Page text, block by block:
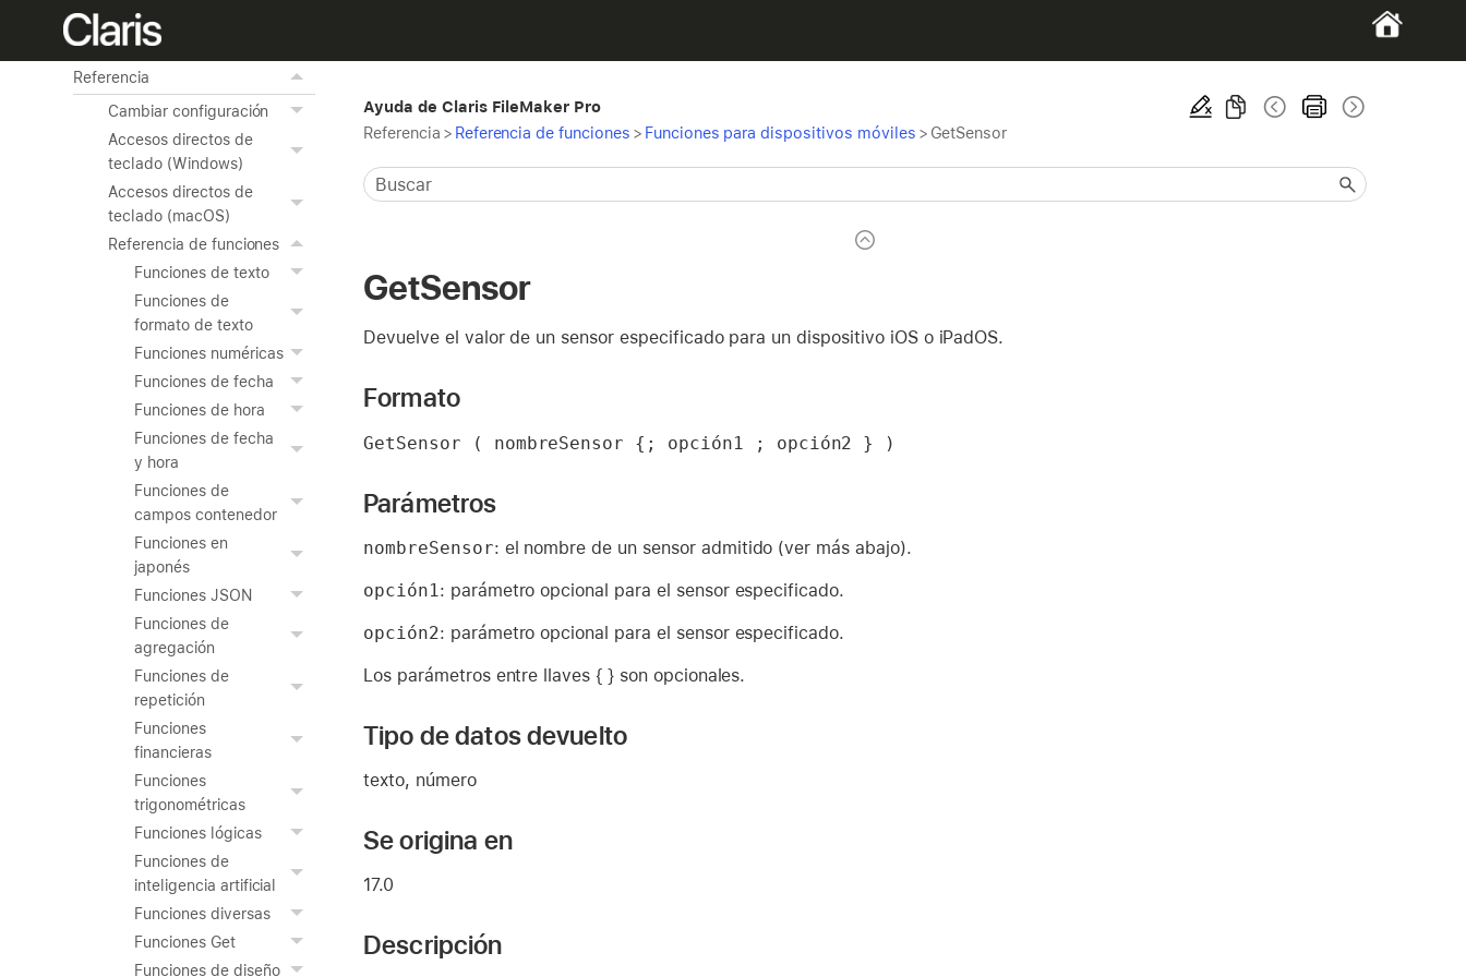
Uso de las herramientas
avanzadas
Referencia
Cambiar configuración
Accesos directos de
teclado (Windows)
Accesos directos de
teclado (macOS)
Referencia de funciones
Funciones de texto
Funciones de
formato de texto
Funciones numéricas
Funciones de fecha
Funciones de hora
Funciones de fecha
y hora
Funciones de
campos contenedor
Funciones en
japonés
Funciones JSON
Funciones de
agregación
Funciones de
repetición
Funciones
financieras
Funciones
trigonométricas
Funciones lógicas
Funciones de
inteligencia artificial
Funciones diversas
Funciones Get
Funciones de diseño
Ayuda de Claris FileMaker Pro
Referencia > Referencia de funciones > Funciones para dispositivos móviles > GetSensor
GetSensor
Devuelve el valor de un sensor especificado para un dispositivo iOS o iPadOS.
Formato
GetSensor ( nombreSensor {; opción1 ; opción2 } )
Parámetros
nombreSensor: el nombre de un sensor admitido (ver más abajo).
opción1: parámetro opcional para el sensor especificado.
opción2: parámetro opcional para el sensor especificado.
Los parámetros entre llaves { } son opcionales.
Tipo de datos devuelto
texto, número
Se origina en
17.0
Descripción